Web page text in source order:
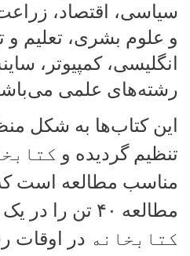
سیاسی، اقتصاد،
و علوم بشری، تعلیم و
انگلیسی، کمپیوتر،
رشته‌های علمی
این کتاب‌ها به شکل
تنظیم گردیده و
مناسب مطالعه است
مطالعه ۴۰ تن را در یک
کتابخانه در